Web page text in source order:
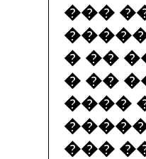
���
� ��
� ��
����
���